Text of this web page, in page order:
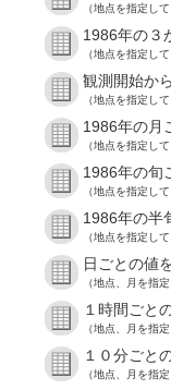
（地点を指定して
1986年の３
（地点を指定して
観測開始か
（地点を指定して
1986年の月
（地点を指定して
1986年の旬
（地点を指定して
1986年の半
（地点を指定して
日ごとの値
（地点、月を指
１時間ごと
（地点、月を指
１０分ごと
（地点、月を指